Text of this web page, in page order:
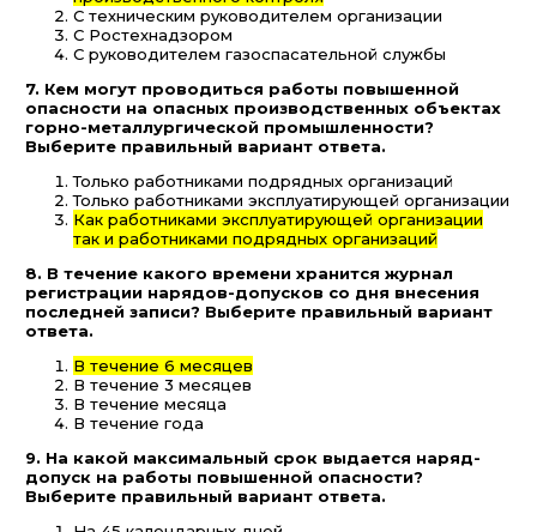
С техническим руководителем организации
С Ростехнадзором
С руководителем газоспасательной службы
7. Кем могут проводиться работы повышенной
опасности на опасных производственных объектах
горно-металлургической промышленности?
Выберите правильный вариант ответа.
Только работниками подрядных организаций
Только работниками эксплуатирующей организации
Как работниками эксплуатирующей организации
так и работниками подрядных организаций
8. В течение какого времени хранится журнал
регистрации нарядов-допусков со дня внесения
последней записи? Выберите правильный вариант
ответа.
В течение 6 месяцев
В течение 3 месяцев
В течение месяца
В течение года
9. На какой максимальный срок выдается наряд-
допуск на работы повышенной опасности?
Выберите правильный вариант ответа.